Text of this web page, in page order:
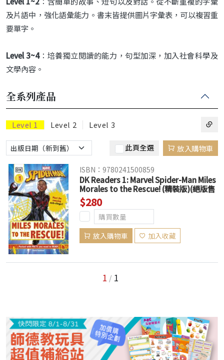
及片語中，強化語彙能力。書末皆提供圖片字彙表，可以複習重
要單字。
Level 3~4：培養獨立閱讀的能力，句型加深，加入社會科學及
文學內容。
全系列產品
Level 1 Level 2 Level 3
此頁全選 放入購物車
ISBN：9780241500859
DK Readers 1: Marvel Spider-Man Miles
Morales to the Rescue! (精裝版)(絕版售
完為止)
$280
放入購物車 加入收藏
1 / 1